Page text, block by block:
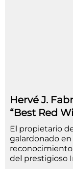
Hervé J.
“Best Red
El propietario
galardonado
del prestigioso